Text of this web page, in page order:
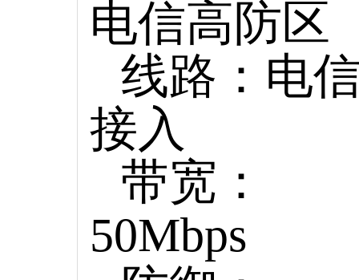
电信高防区
线路：电
接入
带宽：
50Mbps